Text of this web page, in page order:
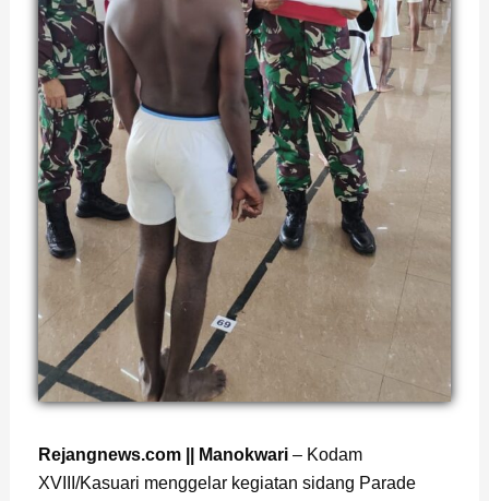
Rejangnews.com || Manokwari– Kodam
XVIII/Kasuari menggelar kegiatan sidang Parade
Page
, Page